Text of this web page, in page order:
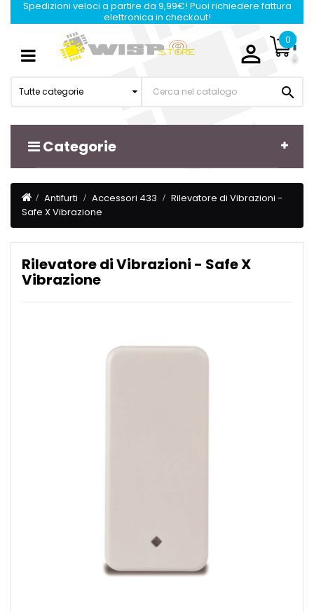
Spedizioni veloci a partire da 9,99€! Puoi richiedere fattura
elettronica in checkout!

0
Tutte categorie 
Categorie
Toggle
Antifurti Accessori 433
Rilevatore di Vibrazioni -
Safe X Vibrazione
Rilevatore di Vibrazioni - Safe X
Vibrazione